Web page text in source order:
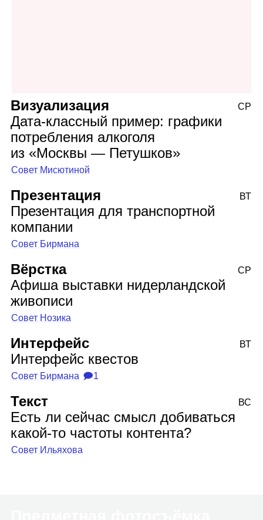
Визуализация
Дата‑классный пример: графики
потребления алкоголя
из «Москвы — Петушков»
Совет Мисютиной
СР
Презентация
Презентация для транспортной
компании
Совет Бирмана
ВТ
Вёрстка
Афиша выставки нидерландской
живописи
Совет Нозика
СР
Интерфейс
Интерфейс квестов
Совет Бирмана 🗩1
ВТ
Текст
Есть ли сейчас смысл добиваться
какой‑то частоты контента?
Совет Ильяхова
ВС